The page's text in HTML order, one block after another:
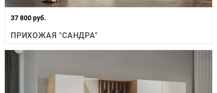
37 800 руб.
ПРИХОЖАЯ "САНДРА"